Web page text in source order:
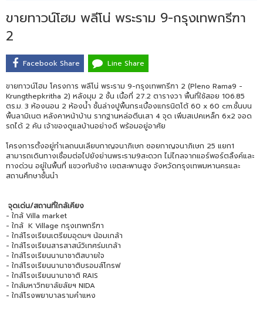
ขายทาวน์โฮม พลีโน่ พระราม 9-กรุงเทพกรีฑา
2
Facebook Share Line Share
ขายทาวน์โฮม โครงการ พลีโน่ พระราม 9-กรุงเทพกรีฑา 2 (Pleno Rama9 -
Krungthepkritha 2) หลังมุม 2 ชั้น เนื้อที่ 27.2 ตารางวา พื้นที่ใช้สอย 106.85
ตร.ม. 3 ห้องนอน 2 ห้องน้ำ ชั้นล่างปูพื้นกระเบื้องแกรนิตโต้ 60 x 60 cm.ชั้นบน
พื้นลามิเนต หลังคาหน้าบ้าน รากฐานหล่อตีนเสา 4 จุด เพิ่มสเปคเหล็ก 6x2 จอด
รถได้ 2 คัน เจ้าของดูแลบ้านอย่างดี พร้อมอยู่อาศัย
โครงการตั้งอยู่ทำเลถนนเลียบกาญจนาภิเษก ซอยกาญจนาภิเษก 25 แยก1
สามารถเดินทางเชื่อมต่อไปยังย่านพระราม9สะดวก ไม่ไกลจากแอร์พอร์ตลิ้งค์และ
ทางด่วน อยู่ในพื้นที่ แขวงทับช้าง เขตสะพานสูง จังหวัดกรุงเทพมหานครและ
สถานศึกษาชั้นนำ
จุดเด่น/สถานที่ใกล้เคียง
- ใกล้ Villa market
- ใกล้ K Village กรุงเทพกรีฑา
- ใกล้โรงเรียนเตรียมอุดมฯ น้อมเกล้า
- ใกล้โรงเรียนสารสาสน์วิเทศร่มเกล้า
- ใกล้โรงเรียนนานาชาติสบายใจ
- ใกล้โรงเรียนนานาชาติบรอมส์โกรฟ
- ใกล้โรงเรียนนานาชาติ RAIS
- ใกล้มหาวิทยาลัยลัยฯ NIDA
- ใกล้โรงพยาบาลรามคำแหง